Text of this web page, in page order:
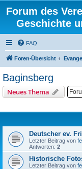
Forum des
Geschichte
FAQ
Foren-Übersicht
Baginsberg
Neues Thema
Deutscher ev.
Letzter Beitrag von
Antworten: 2
Historische
Letzter Beitrag von